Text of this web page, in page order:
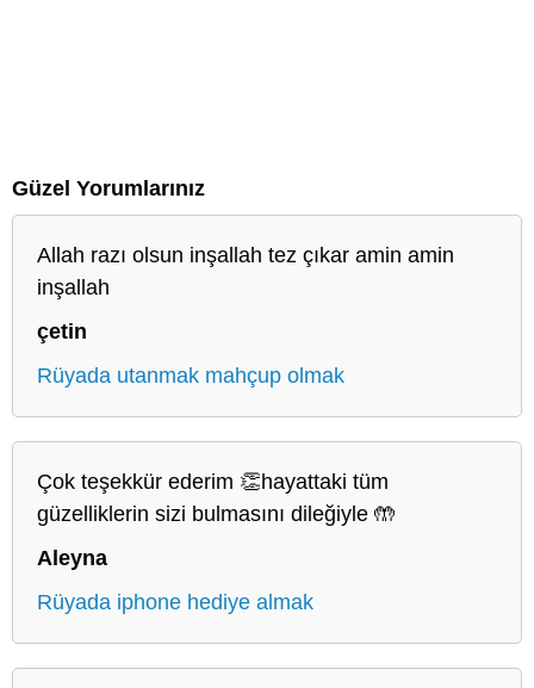
Güzel Yorumlarınız
Allah razı olsun inşallah tez çıkar amin amin
inşallah
çetin
Rüyada utanmak mahçup olmak
Çok teşekkür ederim 👏hayattaki tüm
güzelliklerin sizi bulmasını dileğiyle 🤲
Aleyna
Rüyada iphone hediye almak